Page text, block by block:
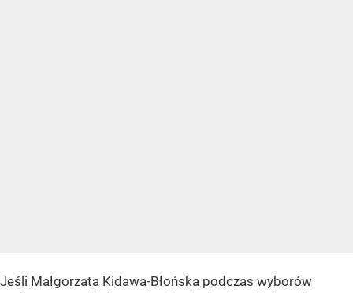
Jeśli Małgorzata Kidawa-Błońska podczas wyborów